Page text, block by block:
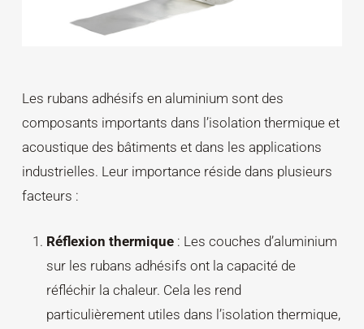
Les rubans adhésifs en aluminium sont des
composants importants dans l’isolation thermique et
acoustique des bâtiments et dans les applications
industrielles. Leur importance réside dans plusieurs
facteurs :
Réflexion thermique: Les couches d’aluminium
sur les rubans adhésifs ont la capacité de
réfléchir la chaleur. Cela les rend
particulièrement utiles dans l’isolation thermique,